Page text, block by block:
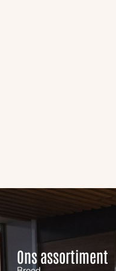
Ons assortiment